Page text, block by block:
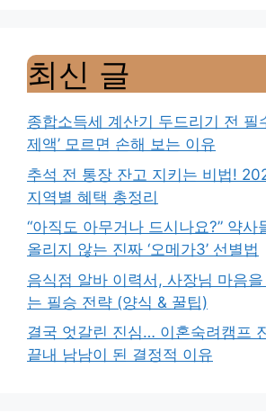
최신 글
종합소득세 계산기 두드리기 전 필
제액’ 모르면 손해 보는 이유
추석 전 통장 잔고 지키는 비법!
지역별 혜택 총정리
“아직도 아무거나 드시나요?” 약사
올리지 않는 진짜 ‘오메가3’ 선별법
음식점 알바 이력서, 사장님 마음
는 필승 전략 (양식 & 꿀팁)
결국 엇갈린 진심… 이혼숙려캠프
끝내 남남이 된 결정적 이유